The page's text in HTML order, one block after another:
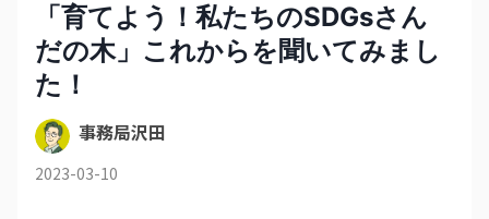
「育てよう！私たちのSDGsさん
だの木」これからを聞いてみまし
た！
事務局沢田
2023-03-10